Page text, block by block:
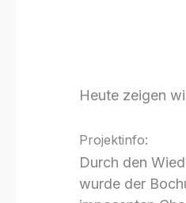
Heute zeigen
Projektinfo:
Durch den
wurde der